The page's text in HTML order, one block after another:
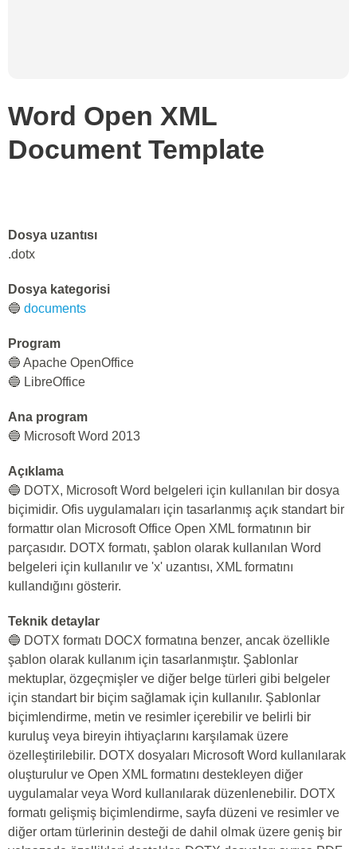
Word Open XML
Document Template
Dosya uzantısı
.dotx
Dosya kategorisi
🔵 documents
Program
🔵 Apache OpenOffice
🔵 LibreOffice
Ana program
🔵 Microsoft Word 2013
Açıklama
🔵 DOTX, Microsoft Word belgeleri için kullanılan bir dosya
biçimidir. Ofis uygulamaları için tasarlanmış açık standart bir
formattır olan Microsoft Office Open XML formatının bir
parçasıdır. DOTX formatı, şablon olarak kullanılan Word
belgeleri için kullanılır ve 'x' uzantısı, XML formatını
kullandığını gösterir.
Teknik detaylar
🔵 DOTX formatı DOCX formatına benzer, ancak özellikle
şablon olarak kullanım için tasarlanmıştır. Şablonlar
mektuplar, özgeçmişler ve diğer belge türleri gibi belgeler
için standart bir biçim sağlamak için kullanılır. Şablonlar
biçimlendirme, metin ve resimler içerebilir ve belirli bir
kuruluş veya bireyin ihtiyaçlarını karşılamak üzere
özelleştirilebilir. DOTX dosyaları Microsoft Word kullanılarak
oluşturulur ve Open XML formatını destekleyen diğer
uygulamalar veya Word kullanılarak düzenlenebilir. DOTX
formatı gelişmiş biçimlendirme, sayfa düzeni ve resimler ve
diğer ortam türlerinin desteği de dahil olmak üzere geniş bir